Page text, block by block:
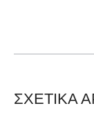
ΣΧΕΤΙΚΑ